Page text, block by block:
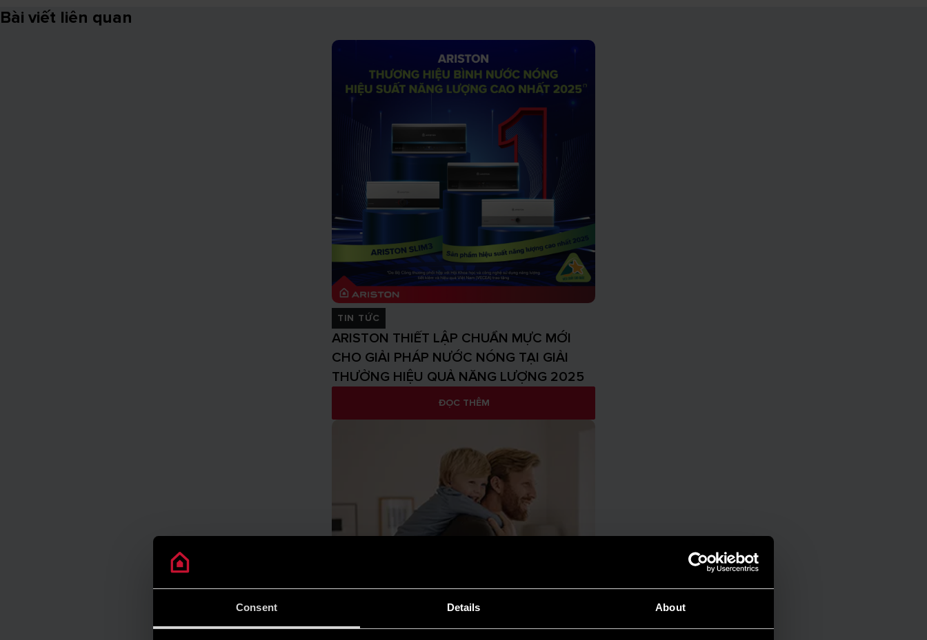
Consent Details About
Bài viết liên quan
TIN TỨC
ARISTON THIẾT LẬP CHUẨN MỰC MỚI
CHO GIẢI PHÁP NƯỚC NÓNG TẠI GIẢI
THƯỞNG HIỆU QUẢ NĂNG LƯỢNG 2025
ĐỌC THÊM